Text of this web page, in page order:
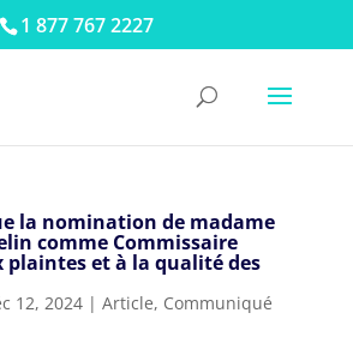
1 877 767 2227
la nomination de madame
comme Commissaire
et à la qualité des
12, 2024| Article, Communiqué